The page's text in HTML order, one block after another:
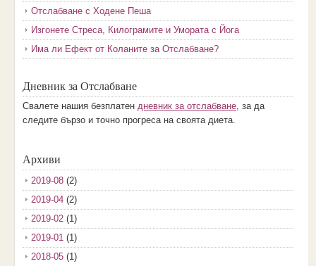
Отслабване с Ходене Пеша
Изгонете Стреса, Килограмите и Умората с Йога
Има ли Ефект от Коланите за Отслабване?
Дневник за Отслабване
Свалете нашия безплатен дневник за отслабване, за да
следите бързо и точно прогреса на своята диета.
Архиви
2019-08(2)
2019-04(2)
2019-02(1)
2019-01(1)
2018-05(1)